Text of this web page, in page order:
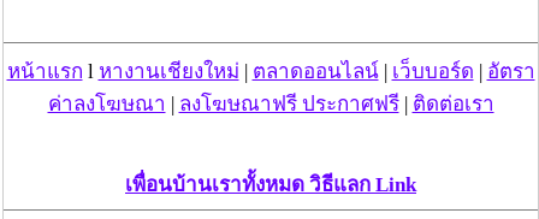
หน้าแรก l หางานเชียงใหม่ | ตลาดออนไลน์| เว็บบอร์ด | อัตรา
ค่าลงโฆษณา | ลงโฆษณาฟรี ประกาศฟรี| ติดต่อเรา
เพื่อนบ้านเราทั้งหมด วิธีแลก Link